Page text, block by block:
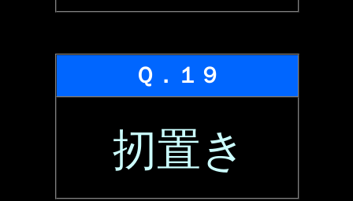
Ｑ．１９
扨置き